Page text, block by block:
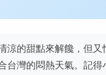
涼的甜點來解饞，但
台灣的悶熱天氣。記